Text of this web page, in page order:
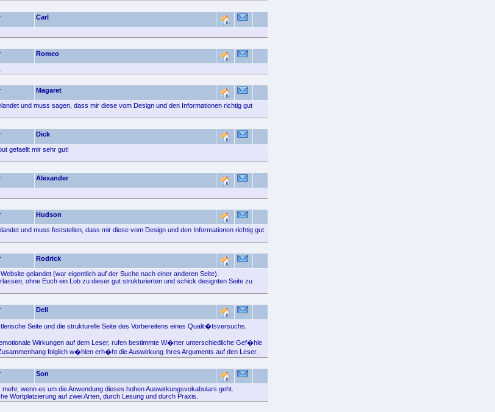
Carl
Romeo
Magaret
und muss sagen, dass mir diese vom Design und den Informationen richtig gut
Dick
gefaellt mir sehr gut!
Alexander
Hudson
und muss feststellen, dass mir diese vom Design und den Informationen richtig gut
Rodrick
gelandet (war eigentlich auf der Suche nach einer anderen Seite).
ohne Euch ein Lob zu dieser gut strukturierten und schick designten Seite zu
Dell
Seite und die strukturelle Seite des Vorbereitens eines Qualit�tsversuchs.
Wirkungen auf dem Leser, rufen bestimmte W�rter unterschiedliche Gef�hle
folglich w�hlen erh�ht die Auswirkung Ihres Arguments auf den Leser.
Son
wenn es um die Anwendung dieses hohen Auswirkungsvokabulars geht.
Wortplatzierung auf zwei Arten, durch Lesung und durch Praxis.